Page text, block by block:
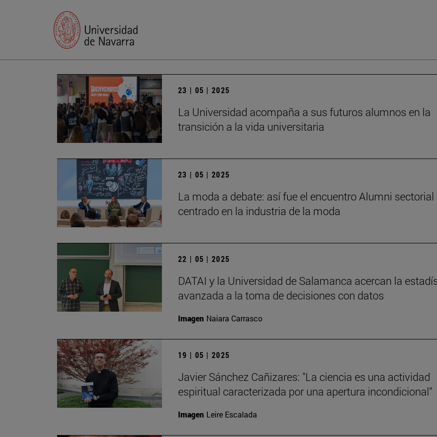
23 | 05 | 2025
La Universidad acompaña a sus futuros alumnos en la
transición a la vida universitaria
23 | 05 | 2025
La moda a debate: así fue el encuentro Alumni sectorial
centrado en la industria de la moda
22 | 05 | 2025
DATAI y la Universidad de Salamanca acercan la
avanzada a la toma de decisiones con datos
Imagen Naiara Carrasco
19 | 05 | 2025
Javier Sánchez Cañizares: "La ciencia es una actividad
espiritual caracterizada por una apertura incondicional"
Imagen Leire Escalada